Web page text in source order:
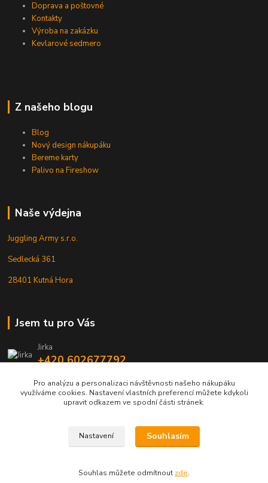
Doprava a poštovné
Kontakty
Výroba na zakázku
Kevlarové sedmero
Z našeho blogu
Blog
Nový design nákupáku
Bereme karty
Palivo na Fireshow
Naše výdejna
Juggling Army s.r.o.
Sedlecká 361
28401 Kutná Hora
Jsem tu pro Vás
Jirka
+420 602677792
info@jarmy.cz
Kopyrájt - Jarmy.cz
Pro analýzu a personalizaci návštěvnosti našeho nákupáku
využíváme cookies. Nastavení vlastních preferencí můžete kdykoli
upravit odkazem ve spodní části stránek.
Nastavení Souhlasím
Souhlas můžete odmítnout zde.